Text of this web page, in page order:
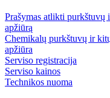
Prašymas atlikti purkštuvų
apžiūrą
Chemikalų purkštuvų ir
apžiūra
Serviso registracija
Serviso kainos
Technikos nuoma